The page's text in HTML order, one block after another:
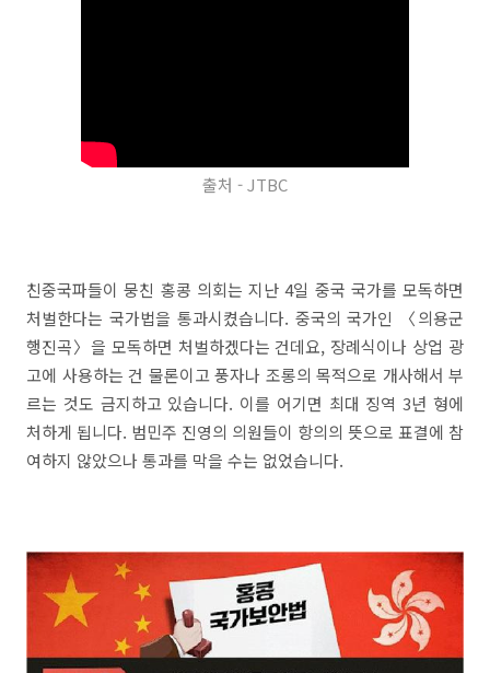
출처 - JTBC
친중국파들이 뭉친 홍콩 의회는 지난 4일 중국 국가를 모독하면
처벌한다는 국가법을 통과시켰습니다. 중국의 국가인 〈의용군
행진곡〉을 모독하면 처벌하겠다는 건데요, 장례식이나 상업 광
고에 사용하는 건 물론이고 풍자나 조롱의 목적으로 개사해서 부
르는 것도 금지하고 있습니다. 이를 어기면 최대 징역 3년 형에
처하게 됩니다. 범민주 진영의 의원들이 항의의 뜻으로 표결에 참
여하지 않았으나 통과를 막을 수는 없었습니다.